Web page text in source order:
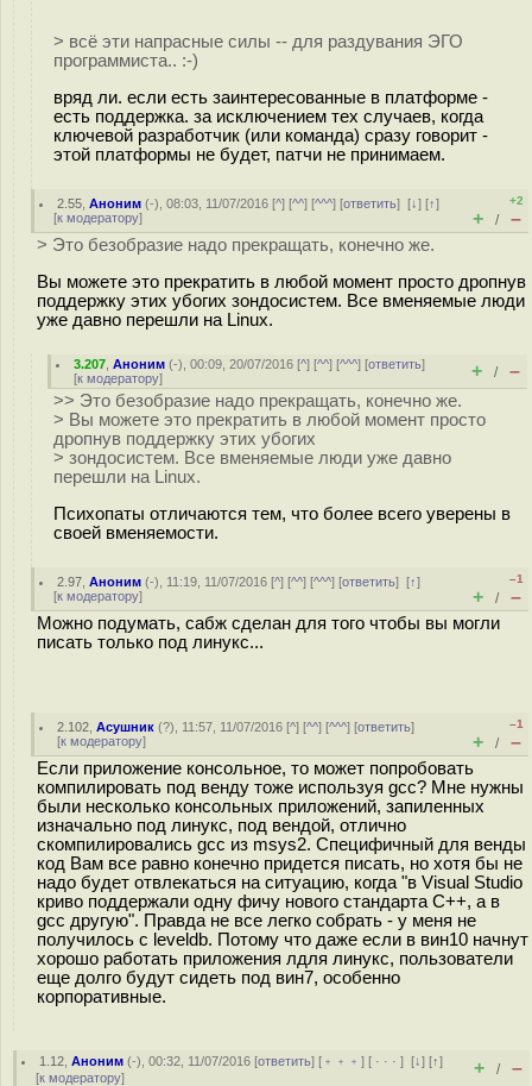
> всё эти напрасные силы -- для раздувания ЭГО
программиста.. :-)
вряд ли. если есть заинтересованные в платформе -
есть поддержка. за исключением тех случаев, когда
ключевой разработчик (или команда) сразу говорит -
этой платформы не будет, патчи не принимаем.
2.55 ,Аноним (-), 08:03, 11/07/2016 [^] [^^] [^^^] [ответить][↓] [↑]
[к модератору]
+2
+ / –
> Это безобразие надо прекращать, конечно же.
Вы можете это прекратить в любой момент просто дропнув
поддержку этих убогих зондосистем. Все вменяемые люди
уже давно перешли на Linux.
3.207 ,Аноним (-), 00:09, 20/07/2016 [^] [^^] [^^^] [ответить]
[к модератору] + / –
>> Это безобразие надо прекращать, конечно же.
> Вы можете это прекратить в любой момент просто
дропнув поддержку этих убогих
> зондосистем. Все вменяемые люди уже давно
перешли на Linux.
Психопаты отличаются тем, что более всего уверены в
своей вменяемости.
2.97 ,Аноним (-), 11:19, 11/07/2016 [^] [^^] [^^^] [ответить][↑]
[к модератору]
–1
+ / –
Можно подумать, сабж сделан для того чтобы вы могли
писать только под линукс...
2.102 ,Асушник (?), 11:57, 11/07/2016 [^] [^^] [^^^] [ответить]
[к модератору]
–1
+ / –
Если приложение консольное, то может попробовать
компилировать под венду тоже используя gcc? Мне нужны
были несколько консольных приложений, запиленных
изначально под линукс, под вендой, отлично
скомпилировались gcc из msys2. Специфичный для венды
код Вам все равно конечно придется писать, но хотя бы не
надо будет отвлекаться на ситуацию, когда "в Visual Studio
криво поддержали одну фичу нового стандарта C++, а в
gcc другую". Правда не все легко собрать - у меня не
получилось с leveldb. Потому что даже если в вин10 начнут
хорошо работать приложения лдля линукс, пользователи
еще долго будут сидеть под вин7, особенно
корпоративные.
1.12 ,Аноним (-), 00:32, 11/07/2016 [ответить] [ ﹢﹢﹢] [ · · ·][↓] [↑]
[к модератору] + / –